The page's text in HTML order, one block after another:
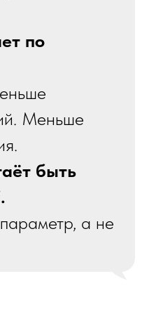
по
Меньше
быть
а не